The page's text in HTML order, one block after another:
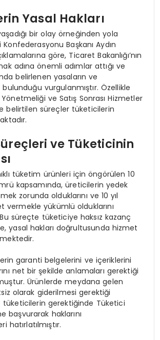
Yasal Hakları
bir olay örneğinden yola
Başkanı Aydın
göre, Ticaret Bakanlığı’nın
adına önemli adımlar attığı ve
belirlenen yasaların ve
vurgulanmıştır. Özellikle
ve Satış Sonrası Hizmetler
belirtilen süreçler tüketicilerin
ve Tüketicinin
tüketim ürünleri için öngörülen 10
kapsamında, üreticilerin yedek
zorunda olduklarını ve 10 yıl
vermekle yükümlü olduklarını
süreçte tüketiciye haksız kazanç
yasal hakları doğrultusunda hizmet
garanti belgelerini ve içeriklerini
net bir şekilde anlamaları gerektiği
Ürünlerde meydana gelen
olarak giderilmesi gerektiği
tüketicilerin gerektiğinde Tüketici
başvurarak haklarını
hatırlatılmıştır.